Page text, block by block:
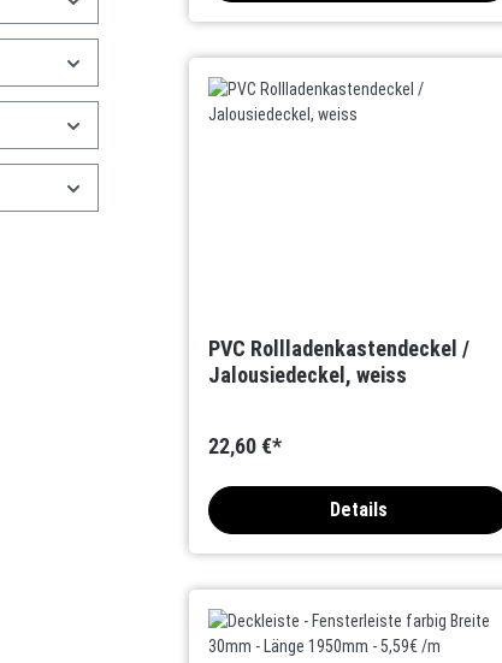
PVC Rollladenkastendeckel /
Jalousiedeckel, weiss
22,60 €*
Details